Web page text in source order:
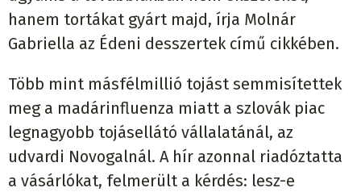
hanem tortákat gyárt majd, írja Molnár
Gabriella az Édeni desszertek című cikkében.
Több mint másfélmillió tojást semmisítettek
meg a madárinfluenza miatt a szlovák piac
legnagyobb tojásellátó vállalatánál, az
udvardi Novogalnál. A hír azonnal riadóztatta
a vásárlókat, felmerült a kérdés: lesz-e